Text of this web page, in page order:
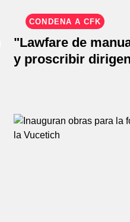
CONDENA A CFK
"Lawfare de
y proscribir